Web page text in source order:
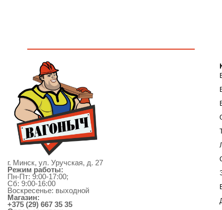
г. Минск, ул. Уручская, д. 27
Режим работы:
Пн-Пт: 9:00-17:00;
Сб: 9:00-16:00
Воскресенье: выходной
Магазин:
+375 (29) 667 35 35